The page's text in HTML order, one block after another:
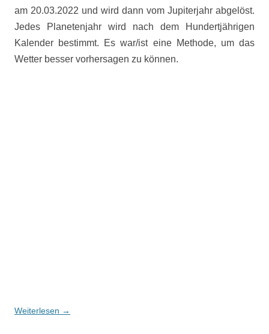
am 20.03.2022 und wird dann vom Jupiterjahr abgelöst.
Jedes Planetenjahr wird nach dem Hundertjährigen
Kalender bestimmt. Es war/ist eine Methode, um das
Wetter besser vorhersagen zu können.
Weiterlesen →